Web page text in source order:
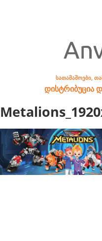
სათამაშოები,
დისტრიბუცია